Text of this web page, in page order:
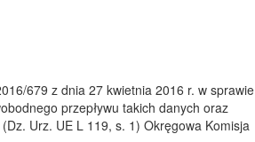
679 z dnia 27 kwietnia 2016 r. w sprawie
przepływu takich danych oraz
Urz. UE L 119, s. 1) Okręgowa Komisja